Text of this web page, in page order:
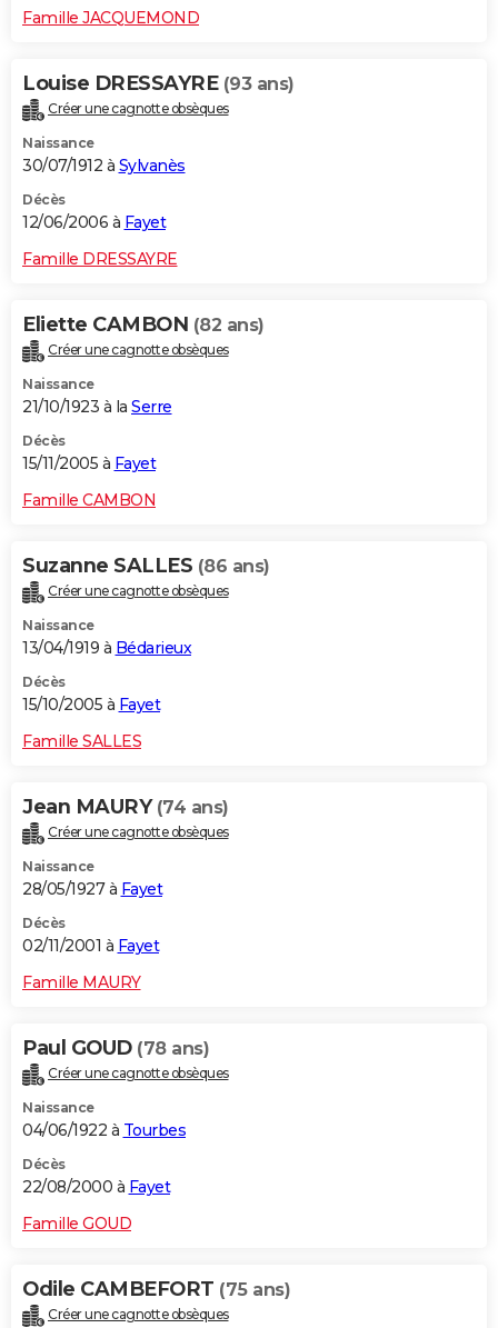
Famille JACQUEMOND
Louise DRESSAYRE (93 ans)
Créer une cagnotte obsèques
Naissance
30/07/1912 à Sylvanès
Décès
12/06/2006 à Fayet
Famille DRESSAYRE
Eliette CAMBON (82 ans)
Créer une cagnotte obsèques
Naissance
21/10/1923 à la Serre
Décès
15/11/2005 à Fayet
Famille CAMBON
Suzanne SALLES (86 ans)
Créer une cagnotte obsèques
Naissance
13/04/1919 à Bédarieux
Décès
15/10/2005 à Fayet
Famille SALLES
Jean MAURY (74 ans)
Créer une cagnotte obsèques
Naissance
28/05/1927 à Fayet
Décès
02/11/2001 à Fayet
Famille MAURY
Paul GOUD (78 ans)
Créer une cagnotte obsèques
Naissance
04/06/1922 à Tourbes
Décès
22/08/2000 à Fayet
Famille GOUD
Odile CAMBEFORT (75 ans)
Créer une cagnotte obsèques